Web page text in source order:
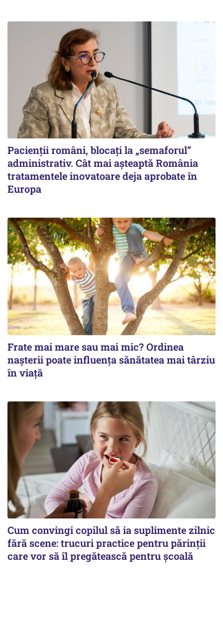
Pacienții români, blocați la „semaforul”
administrativ. Cât mai așteaptă România
tratamentele inovatoare deja aprobate în
Europa
Frate mai mare sau mai mic? Ordinea
nașterii poate influența sănătatea mai târziu
în viață
Cum convingi copilul să ia suplimente zilnic
fără scene: trucuri practice pentru părinții
care vor să îl pregătească pentru școală